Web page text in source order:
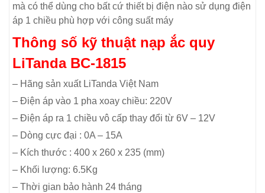
mà có thể dùng cho bất cứ thiết bị điện nào sử dụng điện
áp 1 chiều phù hợp với công suất máy
Thông số kỹ thuật nạp ắc quy
LiTanda BC-1815
– Hãng sản xuất LiTanda Việt Nam
– Điện áp vào 1 pha xoay chiều: 220V
– Điện áp ra 1 chiều vô cấp thay đổi từ 6V – 12V
– Dòng cực đại : 0A – 15A
– Kích thước : 400 x 260 x 235 (mm)
– Khối lượng: 6.5Kg
– Thời gian bảo hành 24 tháng